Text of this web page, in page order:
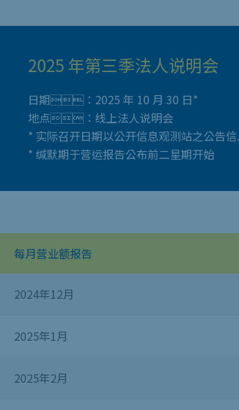
2025 年第三季法人说明会
日期：2025 年 10 月 30 日*
地点：线上法人说明会
* 实际召开日期以公开信息观测站之公告
* 缄默期于营运报告公布前二星期开始
每月营业额报告
2024年12月
2025年1月
2025年2月